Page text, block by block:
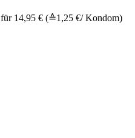
für 14,95 € (≙1,25 €/ Kondom)